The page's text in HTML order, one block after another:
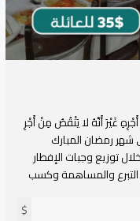
غَيْرَ أَنَّهُ لا يَنْقُصُ مِنْ أَجْرِ
شهر رمضان المبارك
توزيع وجبات الإفطار
والمساهمة وكسب
$